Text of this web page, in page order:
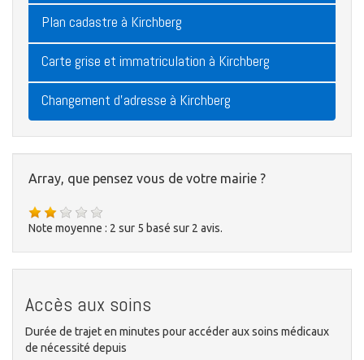
Plan cadastre à Kirchberg
Carte grise et immatriculation à Kirchberg
Changement d'adresse à Kirchberg
Array, que pensez vous de votre mairie ?
Note moyenne : 2 sur 5 basé sur 2 avis.
Accès aux soins
Durée de trajet en minutes pour accéder aux soins médicaux
de nécessité depuis